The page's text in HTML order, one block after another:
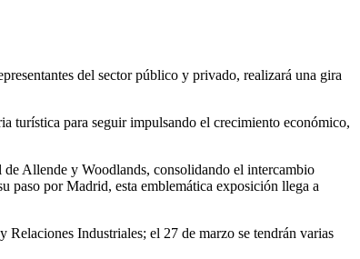
del sector público y privado, realizará una gira
turística para seguir impulsando el crecimiento económico,
Allende y Woodlands, consolidando el intercambio
paso por Madrid, esta emblemática exposición llega a
Industriales; el 27 de marzo se tendrán varias